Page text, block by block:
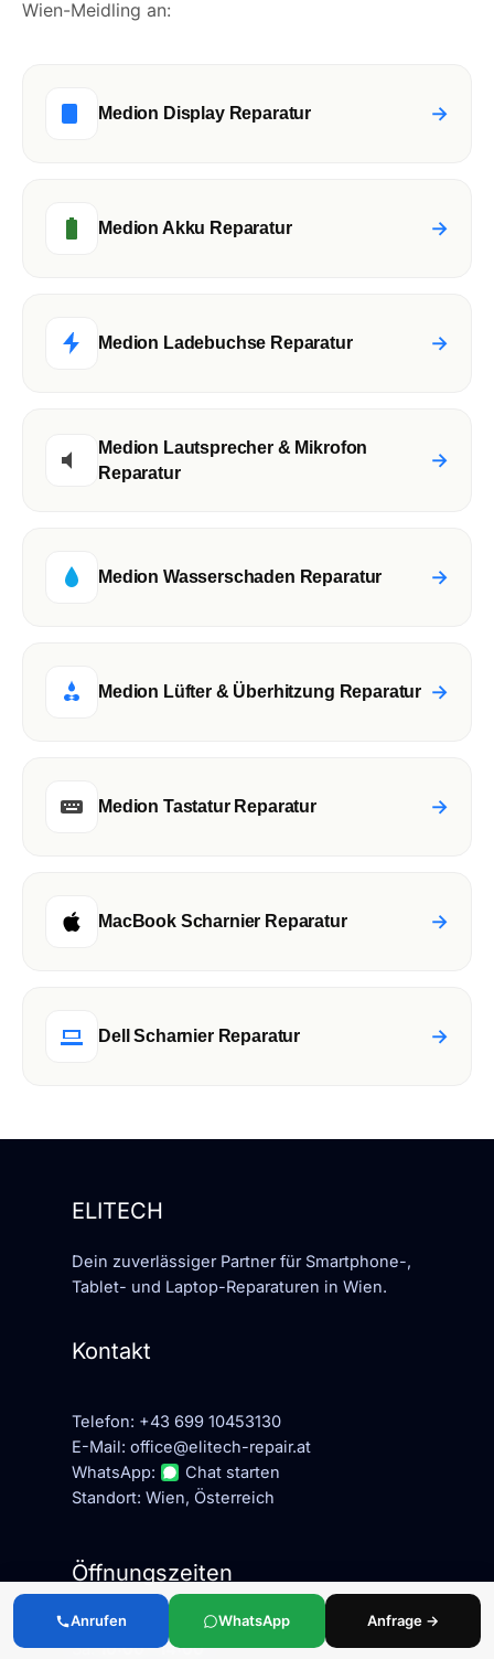
Wien-Meidling an:
Medion Display Reparatur →
Medion Akku Reparatur →
Medion Ladebuchse Reparatur →
Medion Lautsprecher & Mikrofon
Reparatur
→
Medion Wasserschaden Reparatur →
Medion Lüfter & Überhitzung Reparatur →
Medion Tastatur Reparatur →
MacBook Scharnier Reparatur →
Dell Scharnier Reparatur →
ELITECH
Dein zuverlässiger Partner für Smartphone-,
Tablet- und Laptop-Reparaturen in Wien.
Kontakt
Telefon: +43 699 10453130
E-Mail: office@elitech-repair.at
WhatsApp:
Chat starten
Standort: Wien, Österreich
Öffnungszeiten
Mo – Fr:
10:00 – 18:00
Sa:10:00 – 14:00
Anrufen WhatsApp Anfrage →